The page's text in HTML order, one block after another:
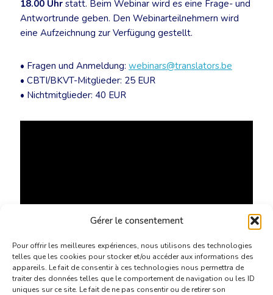
Gérer le consentement
Pour offrir les meilleures expériences, nous utilisons des technologies
telles que les cookies pour stocker et/ou accéder aux informations des
appareils. Le fait de consentir à ces technologies nous permettra de
traiter des données telles que le comportement de navigation ou les ID
uniques sur ce site. Le fait de ne pas consentir ou de retirer son
18.00 Uhr statt. Beim Webinar wird es eine Frage- und
Antwortrunde geben. Den Webinarteilnehmern wird
eine Aufzeichnung zur Verfügung gestellt.
• Fragen und Anmeldung: webinars@translators.be
• CBTI/BKVT-Mitglieder: 25 EUR
• Nichtmitglieder: 40 EUR